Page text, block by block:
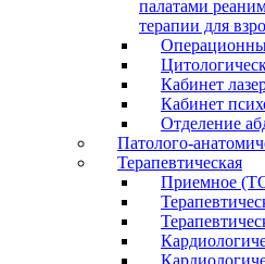
палатами
терапии для
Кабинет
Кабинет
Отделение
Патолого-
Терапевтическая
Приемное